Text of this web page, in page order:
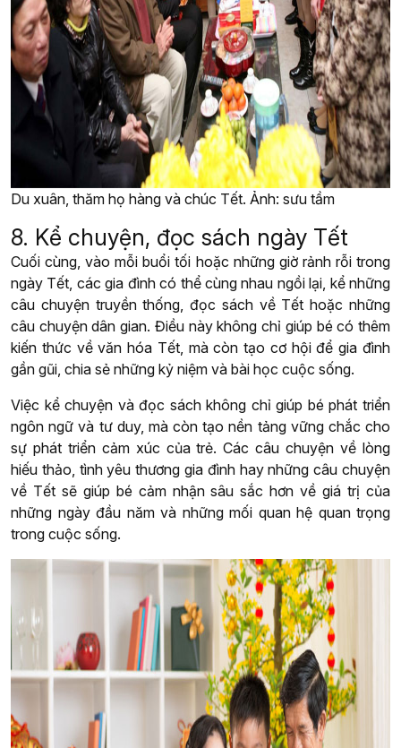
Du xuân, thăm họ hàng và chúc Tết. Ảnh: sưu tầm
8. Kể chuyện, đọc sách ngày Tết
Cuối cùng, vào mỗi buổi tối hoặc những giờ rảnh rỗi trong
ngày Tết, các gia đình có thể cùng nhau ngồi lại, kể những
câu chuyện truyền thống, đọc sách về Tết hoặc những
câu chuyện dân gian. Điều này không chỉ giúp bé có thêm
kiến thức về văn hóa Tết, mà còn tạo cơ hội để gia đình
gần gũi, chia sẻ những kỷ niệm và bài học cuộc sống.
Việc kể chuyện và đọc sách không chỉ giúp bé phát triển
ngôn ngữ và tư duy, mà còn tạo nền tảng vững chắc cho
sự phát triển cảm xúc của trẻ. Các câu chuyện về lòng
hiếu thảo, tình yêu thương gia đình hay những câu chuyện
về Tết sẽ giúp bé cảm nhận sâu sắc hơn về giá trị của
những ngày đầu năm và những mối quan hệ quan trọng
trong cuộc sống.